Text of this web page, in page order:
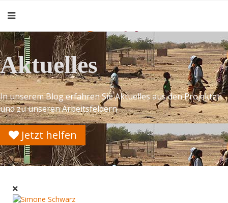
Aktuelles
In unserem Blog erfahren Sie Aktuelles aus den Projekten
und zu unseren Arbeitsfeldern
Jetzt helfen